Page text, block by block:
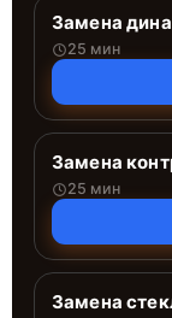
Замена
25 мин
Замена
25 мин
Замена